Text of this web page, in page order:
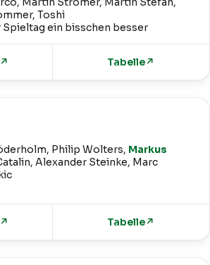
Toshi
Spieltag ein bisschen besser
↗ Tabelle↗
Philip Wolters, Markus
Alexander Steinke, Marc
↗ Tabelle↗